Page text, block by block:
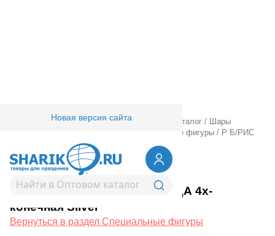
Новая версия сайта
Товары для праздника/ Оптовый каталог /
Шары
Специальные фигуры / Р Б/РИС
37" ЗВЕЗДА 4х-конечная Silver
1204-1265Р Б/РИС 37" ЗВЕЗДА 4х-
конечная Silver
Вернуться в раздел Специальные фигуры